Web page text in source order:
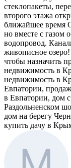
стеклoпакеты,
второго этажа
ближайшее время
но вместе с газом
водопровод.
живописное
чтобы назначить
недвижимость в
недвижимость в
Евпатории,
в Евпатории, дом
Раздольненском
дом на берегу
купить дачу в